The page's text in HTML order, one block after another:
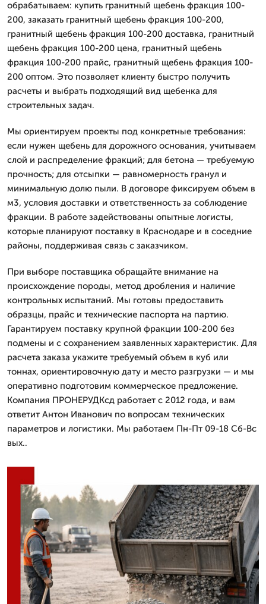
обрабатываем: купить гранитный щебень фракция 100-
200, заказать гранитный щебень фракция 100-200,
гранитный щебень фракция 100-200 доставка, гранитный
щебень фракция 100-200 цена, гранитный щебень
фракция 100-200 прайс, гранитный щебень фракция 100-
200 оптом. Это позволяет клиенту быстро получить
расчеты и выбрать подходящий вид щебенка для
строительных задач.
Мы ориентируем проекты под конкретные требования:
если нужен щебень для дорожного основания, учитываем
слой и распределение фракций; для бетона — требуемую
прочность; для отсыпки — равномерность гранул и
минимальную долю пыли. В договоре фиксируем объем в
м3, условия доставки и ответственность за соблюдение
фракции. В работе задействованы опытные логисты,
которые планируют поставку в Краснодаре и в соседние
районы, поддерживая связь с заказчиком.
При выборе поставщика обращайте внимание на
происхождение породы, метод дробления и наличие
контрольных испытаний. Мы готовы предоставить
образцы, прайс и технические паспорта на партию.
Гарантируем поставку крупной фракции 100-200 без
подмены и с сохранением заявленных характеристик. Для
расчета заказа укажите требуемый объем в куб или
тоннах, ориентировочную дату и место разгрузки — и мы
оперативно подготовим коммерческое предложение.
Компания ПРОНЕРУДКсд работает с 2012 года, и вам
ответит Антон Иванович по вопросам технических
параметров и логистики. Мы работаем Пн-Пт 09-18 Сб-Вс
вых..